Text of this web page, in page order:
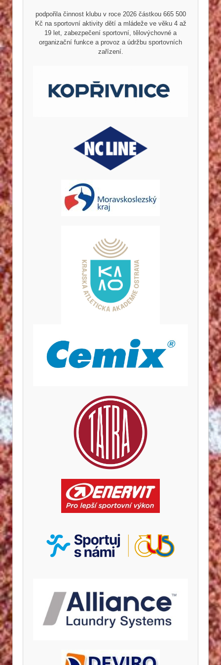
podpořila činnost klubu v roce 2026 částkou 665 500
Kč na sportovní aktivity dětí a mládeže ve věku 4 až
19 let, zabezpečení sportovní, tělovýchovné a
organizační funkce a provoz a údržbu sportovních
zařízení.